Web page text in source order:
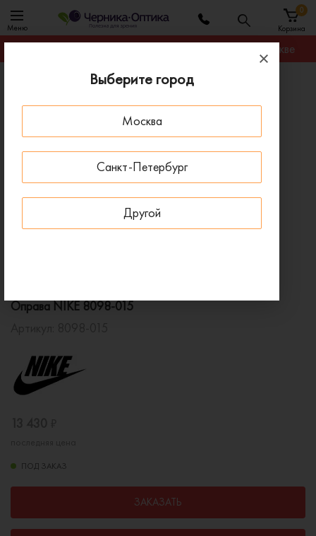
Выберите город
Москва
Санкт-Петербург
Другой
Меню Корзина
0
Гарантируем лучшую цену на любую оправу в Москве
Оправы для очков
Оправа NIKE 8098-015
Оправа NIKE 8098-015
ПОД ЗАКАЗ
ЗАКАЗАТЬ
ПОД ЗАКАЗ